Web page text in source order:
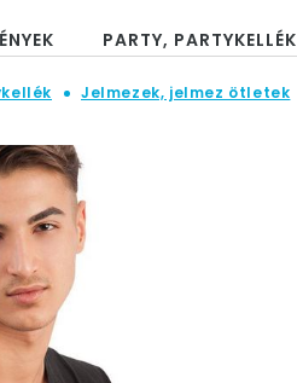
PARTY, PARTYKELLÉK
Jelmezek, jelmez ötletek